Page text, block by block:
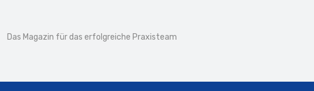
Das Magazin für das erfolgreiche Praxisteam